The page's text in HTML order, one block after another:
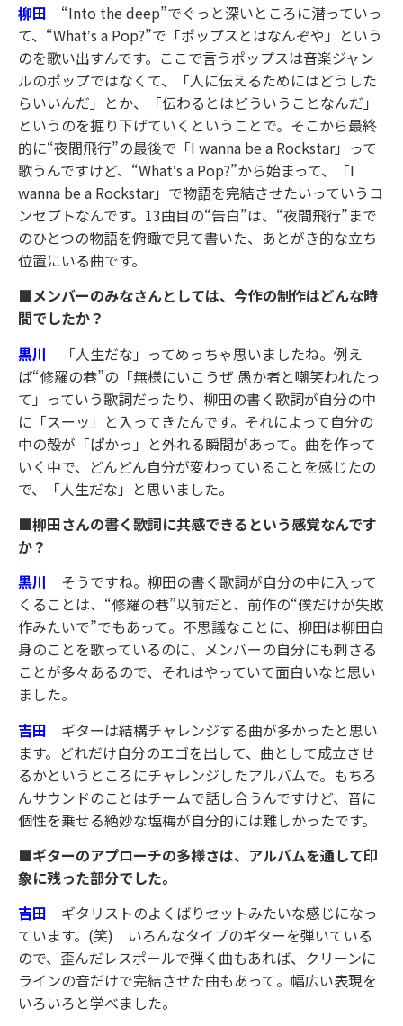
柳田 “Into the deep”でぐっと深いところに潜っていっ
て、“Whatʼs a Pop?”で「ポップスとはなんぞや」という
のを歌い出すんです。ここで言うポップスは音楽ジャン
ルのポップではなくて、「人に伝えるためにはどうした
らいいんだ」とか、「伝わるとはどういうことなんだ」
というのを掘り下げていくということで。そこから最終
的に“夜間飛行”の最後で「I wanna be a Rockstar」って
歌うんですけど、“Whatʼs a Pop?”から始まって、「I
wanna be a Rockstar」で物語を完結させたいっていうコ
ンセプトなんです。13曲目の“告白”は、“夜間飛行”まで
のひとつの物語を俯瞰で見て書いた、あとがき的な立ち
位置にいる曲です。
■メンバーのみなさんとしては、今作の制作はどんな時
間でしたか？
黒川 「人生だな」ってめっちゃ思いましたね。例え
ば“修羅の巷”の「無様にいこうぜ 愚か者と嘲笑われたっ
て」っていう歌詞だったり、柳田の書く歌詞が自分の中
に「スーッ」と入ってきたんです。それによって自分の
中の殻が「ぱかっ」と外れる瞬間があって。曲を作って
いく中で、どんどん自分が変わっていることを感じたの
で、「人生だな」と思いました。
■柳田さんの書く歌詞に共感できるという感覚なんです
か？
黒川 そうですね。柳田の書く歌詞が自分の中に入って
くることは、“修羅の巷”以前だと、前作の“僕だけが失敗
作みたいで”でもあって。不思議なことに、柳田は柳田自
身のことを歌っているのに、メンバーの自分にも刺さる
ことが多々あるので、それはやっていて面白いなと思い
ました。
吉田 ギターは結構チャレンジする曲が多かったと思い
ます。どれだけ自分のエゴを出して、曲として成立させ
るかというところにチャレンジしたアルバムで。もちろ
んサウンドのことはチームで話し合うんですけど、音に
個性を乗せる絶妙な塩梅が自分的には難しかったです。
■ギターのアプローチの多様さは、アルバムを通して印
象に残った部分でした。
吉田 ギタリストのよくばりセットみたいな感じになっ
ています。(笑) いろんなタイプのギターを弾いている
ので、歪んだレスポールで弾く曲もあれば、クリーンに
ラインの音だけで完結させた曲もあって。幅広い表現を
いろいろと学べました。